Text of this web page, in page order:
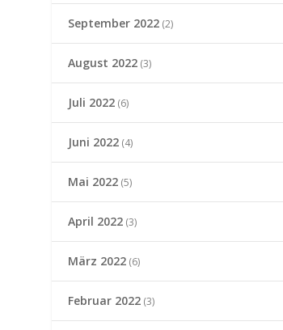
September 2022(2)
August 2022(3)
Juli 2022(6)
Juni 2022(4)
Mai 2022(5)
April 2022(3)
März 2022(6)
Februar 2022(3)